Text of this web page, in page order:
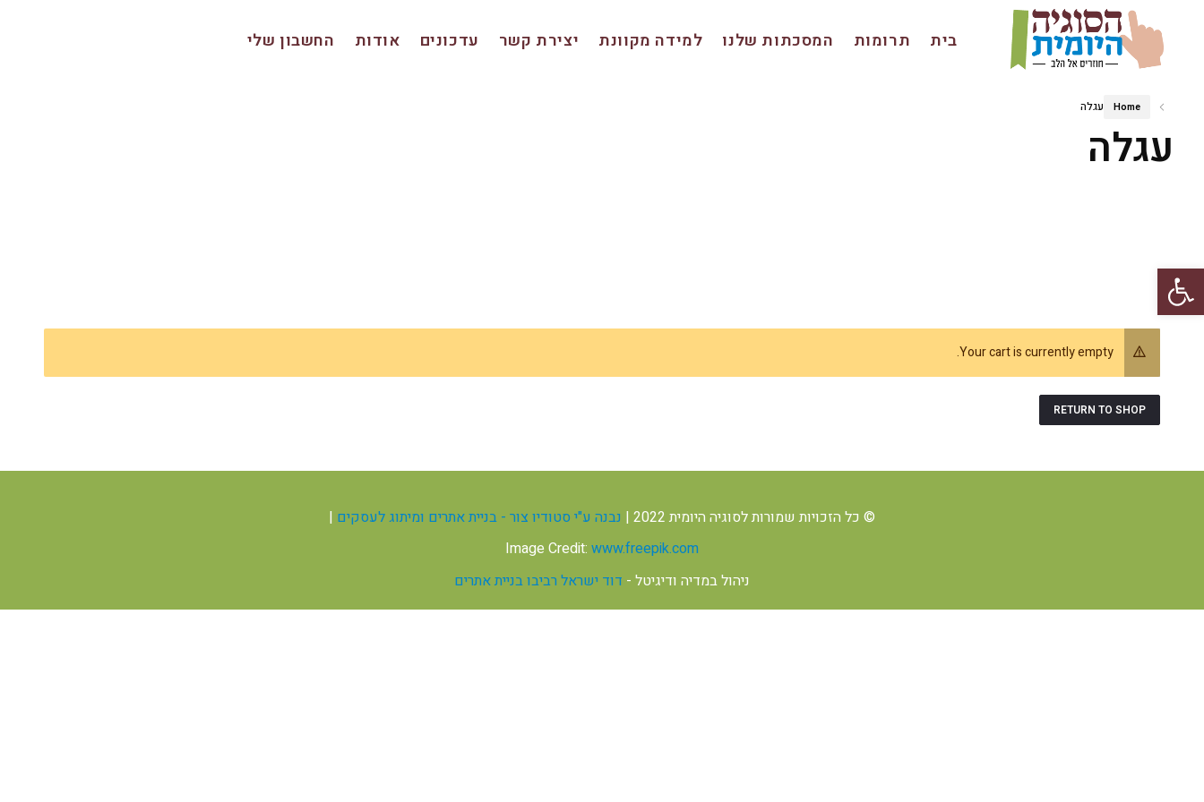
פתח סרגל נגישות
בית תרומות המסכתות שלנו למידה מקוונת יצירת קשר עדכונים אודות החשבון שלי
Home עגלה
עגלה
Your cart is currently empty.
RETURN TO SHOP
© כל הזכויות שמורות לסוגיה היומית 2022 | נבנה ע"י סטודיו צור - בניית אתרים ומיתוג לעסקים |
Image Credit:www.freepik.com
ניהול במדיה ודיגיטל - דוד ישראל רביבו בניית אתרים